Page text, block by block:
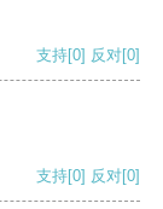
支持[0] 反对[0]
支持[0] 反对[0]